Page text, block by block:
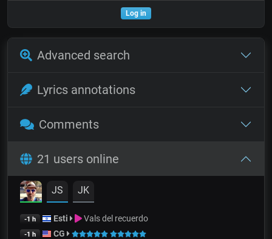
Log in
Advanced search
Lyrics annotations
Comments
21 users online
JS JK
-1 h Esti Vals del recuerdo
-1 h CG